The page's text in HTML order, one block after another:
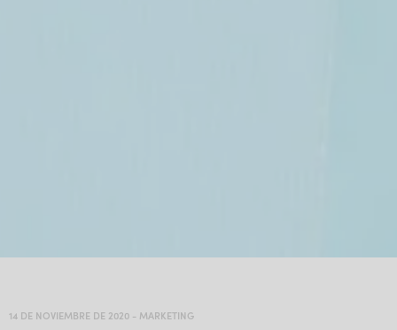
14 DE NOVIEMBRE DE 2020 - MARKETING